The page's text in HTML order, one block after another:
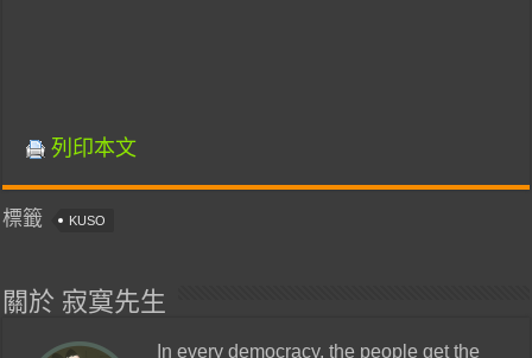
列印本文
標籤 KUSO
關於 寂寞先生
In every democracy, the people get the